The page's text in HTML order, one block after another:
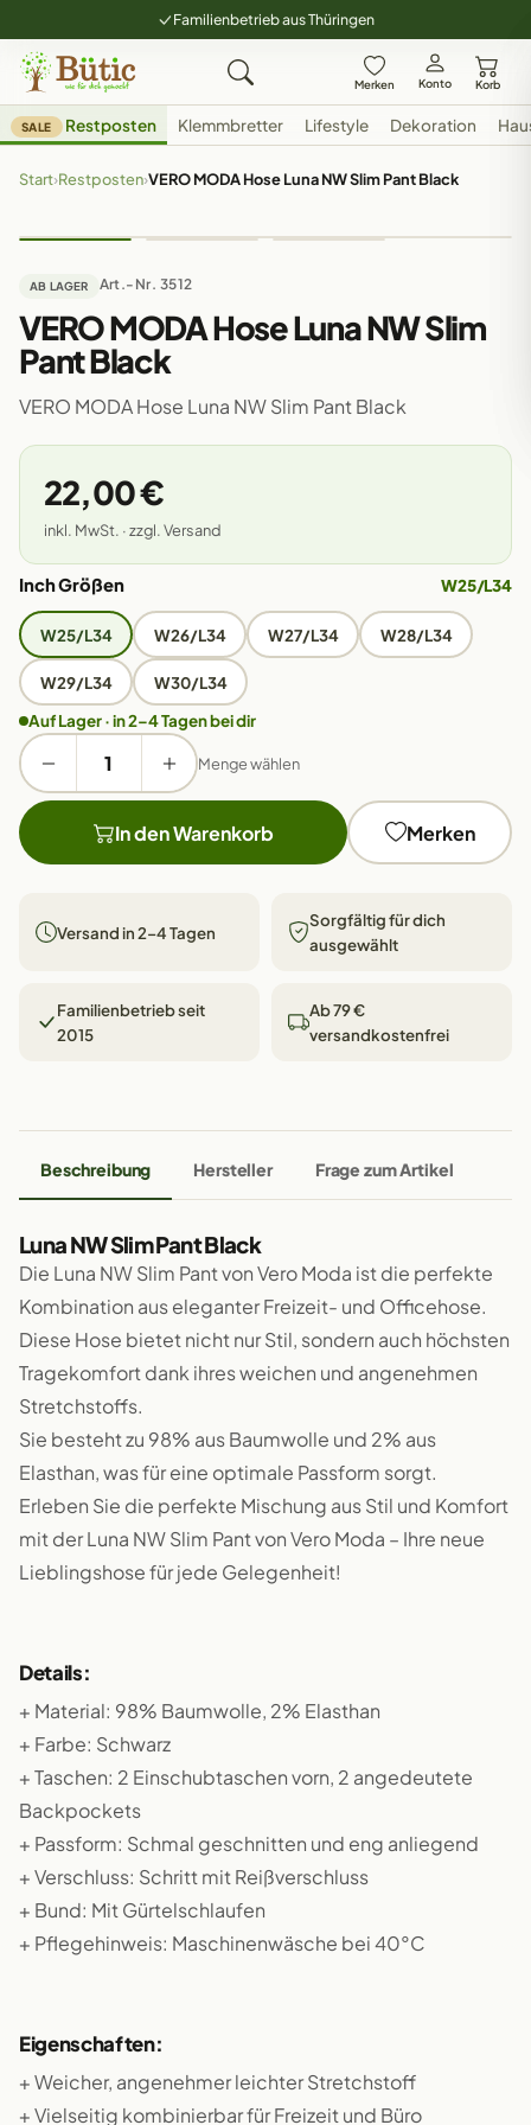
Familienbetrieb aus Thüringen
Merken Konto Korb
SALE Restposten Klemmbretter Lifestyle Dekoration
Start›Restposten›VERO MODA Hose Luna NW Slim Pant Black
AB LAGER Art.-Nr. 3512
VERO MODA Hose Luna NW Slim
Pant Black
VERO MODA Hose Luna NW Slim Pant Black
22,00 €
inkl. MwSt. · zzgl. Versand
Inch Größen W25/L34
W25/L34 W26/L34 W27/L34 W28/L34
W29/L34
W30/L34
Auf Lager · in 2–4 Tagen bei dir
Menge wählen
In den Warenkorb Merken
Versand in 2–4 Tagen
Sorgfältig für dich
ausgewählt
Familienbetrieb seit
2015
Ab 79 €
versandkostenfrei
Beschreibung Hersteller Frage zum Artikel
Luna NW Slim Pant Black
Die Luna NW Slim Pant von Vero Moda ist die perfekte
Kombination aus eleganter Freizeit- und Officehose.
Diese Hose bietet nicht nur Stil, sondern auch höchsten
Tragekomfort dank ihres weichen und angenehmen
Stretchstoffs.
Sie besteht zu 98% aus Baumwolle und 2% aus
Elasthan, was für eine optimale Passform sorgt.
Erleben Sie die perfekte Mischung aus Stil und Komfort
mit der Luna NW Slim Pant von Vero Moda – Ihre neue
Lieblingshose für jede Gelegenheit!
Details:
+ Material: 98% Baumwolle, 2% Elasthan
+ Farbe: Schwarz
+ Taschen: 2 Einschubtaschen vorn, 2 angedeutete
Backpockets
+ Passform: Schmal geschnitten und eng anliegend
+ Verschluss: Schritt mit Reißverschluss
+ Bund: Mit Gürtelschlaufen
+ Pflegehinweis: Maschinenwäsche bei 40°C
Eigenschaften:
+ Weicher, angenehmer leichter Stretchstoff
+ Vielseitig kombinierbar für Freizeit und Büro